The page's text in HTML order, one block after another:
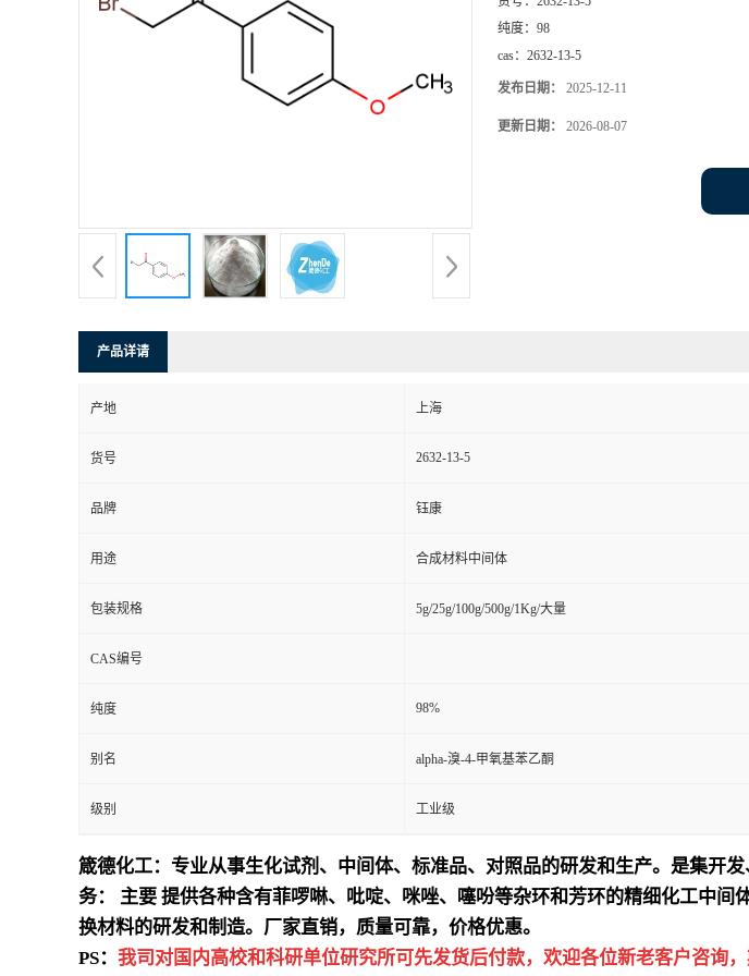
纯度： 98
cas： 2632-13-5
发布日期： 2025-12-11
更新日期： 2026-08-07
产品详请
产地 上海
货号 2632-13-5
品牌 钰康
用途 合成材料中间体
包装规格 5g/25g/100g/500g/1Kg/大量
CAS编号
纯度 98%
别名 alpha-溴-4-甲氧基苯乙酮
级别 工业级
箴德化工：专业从事生化试剂、中间体、标准品、对照品的研发和生产。是集开
务：
主要 提供各种含有菲啰啉、吡啶、咪唑、噻吩等杂环和芳环的精细化工中间
换材料的研发和制造。厂家直销，质量可靠，价格优惠。
PS： 我司对国内高校和科研单位研究所可先发货后付款，欢迎各位新老客户咨询，